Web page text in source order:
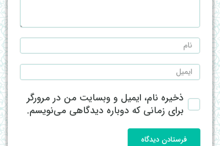
ذخیره نام، ایمیل و وبسایت من در مرورگر
برای زمانی که دوباره دیدگاهی می‌نویسم.
فرستادن دیدگاه